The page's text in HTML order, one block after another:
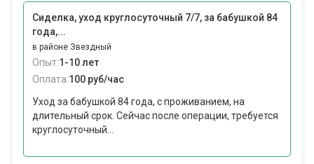
Сиделка, уход круглосуточный 7/7, за бабушкой 84
года,...
в районе Звездный
Опыт:1-10 лет
Оплата:100 руб/час
Уход за бабушкой 84 года, с проживанием, на
длительный срок. Сейчас после операции, требуется
круглосуточный...